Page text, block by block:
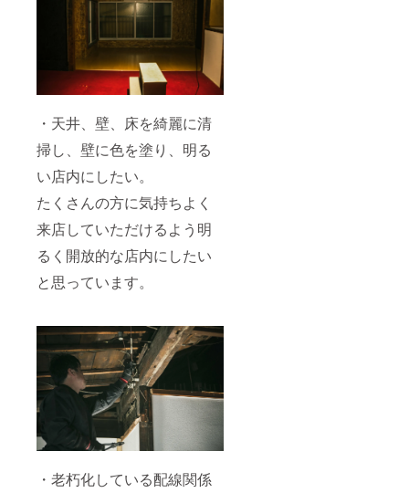
・天井、壁、床を綺麗に清
掃し、壁に色を塗り、明る
い店内にしたい。
たくさんの方に気持ちよく
来店していただけるよう明
るく開放的な店内にしたい
と思っています。
・老朽化している配線関係